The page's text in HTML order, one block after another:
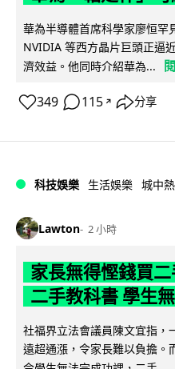
華為半導體首席科學家廖恒罕
NVIDIA 等西方晶片巨頭正逼
濟效益。他同時介紹華為...
349 115 ↗ 分享
科技娛樂 生活娛樂 城中
Lawton 2 小時
家長無得慳錢買
二手教科書 學生
社福界立法會議員陳文宜指，
遠超通漲，令家長難以負擔。